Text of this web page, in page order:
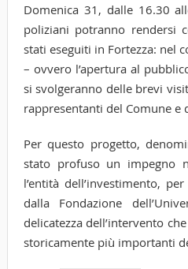
Domenica 31, dalle 16.30
poliziani potranno rendersi
stati eseguiti in Fortezza: nel
– ovvero l’apertura al
si svolgeranno delle brevi
rappresentanti del Comune e
Per questo progetto,
stato profuso un impegno
l’entità dell’investimento,
dalla Fondazione
delicatezza dell’intervento
storicamente più importanti